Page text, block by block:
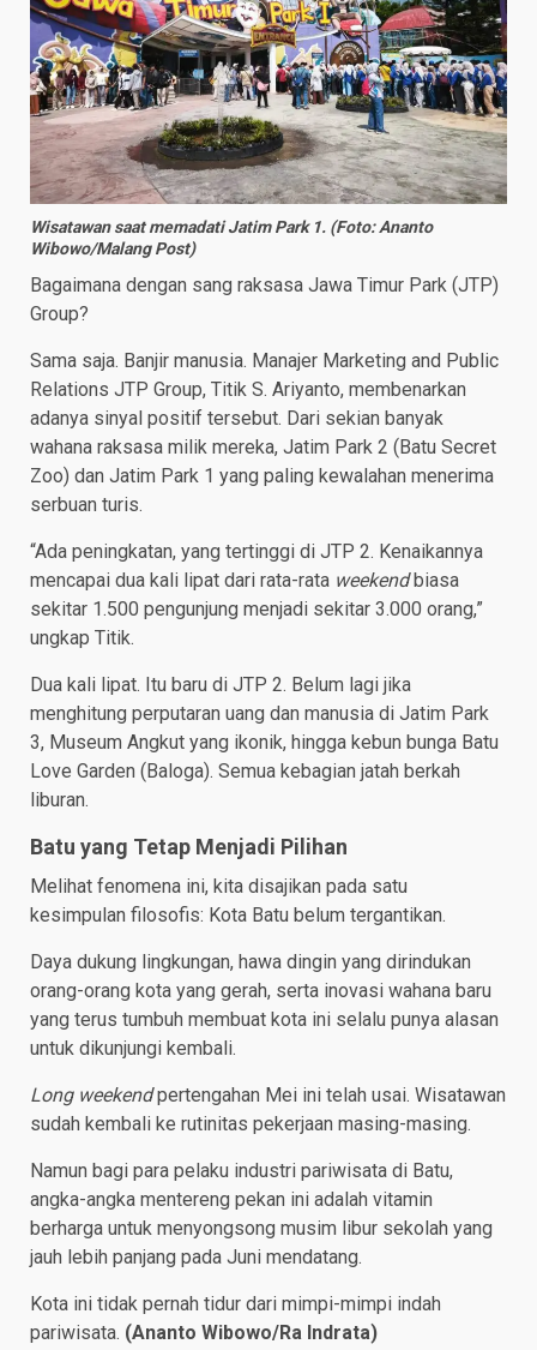
Wisatawan saat memadati Jatim Park 1. (Foto: Ananto
Wibowo/Malang Post)
Bagaimana dengan sang raksasa Jawa Timur Park (JTP)
Group?
Sama saja. Banjir manusia. Manajer Marketing and Public
Relations JTP Group, Titik S. Ariyanto, membenarkan
adanya sinyal positif tersebut. Dari sekian banyak
wahana raksasa milik mereka, Jatim Park 2 (Batu Secret
Zoo) dan Jatim Park 1 yang paling kewalahan menerima
serbuan turis.
“Ada peningkatan, yang tertinggi di JTP 2. Kenaikannya
mencapai dua kali lipat dari rata-rata weekendbiasa
sekitar 1.500 pengunjung menjadi sekitar 3.000 orang,”
ungkap Titik.
Dua kali lipat. Itu baru di JTP 2. Belum lagi jika
menghitung perputaran uang dan manusia di Jatim Park
3, Museum Angkut yang ikonik, hingga kebun bunga Batu
Love Garden (Baloga). Semua kebagian jatah berkah
liburan.
Batu yang Tetap Menjadi Pilihan
Melihat fenomena ini, kita disajikan pada satu
kesimpulan filosofis: Kota Batu belum tergantikan.
Daya dukung lingkungan, hawa dingin yang dirindukan
orang-orang kota yang gerah, serta inovasi wahana baru
yang terus tumbuh membuat kota ini selalu punya alasan
untuk dikunjungi kembali.
Long weekendpertengahan Mei ini telah usai. Wisatawan
sudah kembali ke rutinitas pekerjaan masing-masing.
Namun bagi para pelaku industri pariwisata di Batu,
angka-angka mentereng pekan ini adalah vitamin
berharga untuk menyongsong musim libur sekolah yang
jauh lebih panjang pada Juni mendatang.
Kota ini tidak pernah tidur dari mimpi-mimpi indah
pariwisata. (Ananto Wibowo/Ra Indrata)